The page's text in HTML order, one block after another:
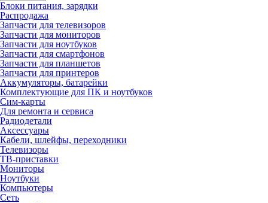
Блоки питания, зарядки
Распродажа
Запчасти для телевизоров
Запчасти для мониторов
Запчасти для ноутбуков
Запчасти для смартфонов
Запчасти для планшетов
Запчасти для принтеров
Аккумуляторы, батарейки
Комплектующие для ПК и ноутбуков
Сим-карты
Для ремонта и сервиса
Радиодетали
Аксессуары
Кабели, шлейфы, переходники
Телевизоры
ТВ-приставки
Мониторы
Ноутбуки
Компьютеры
Сеть